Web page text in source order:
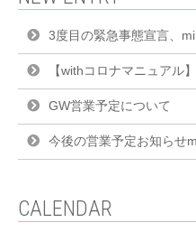
3度目の緊急事態宣言、
【withコロナマニュアル】
GW営業予定について
今後の営業予定お知らせ
CALENDAR